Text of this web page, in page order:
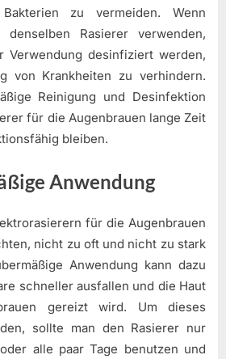
zu vermeiden. Wenn
denselben Rasierer verwenden,
Verwendung desinfiziert werden,
von Krankheiten zu verhindern.
Reinigung und Desinfektion
für die Augenbrauen lange Zeit
bleiben.
Anwendung
für die Augenbrauen
nicht zu oft und nicht zu stark
Anwendung kann dazu
schneller ausfallen und die Haut
gereizt wird. Um dieses
sollte man den Rasierer nur
alle paar Tage benutzen und